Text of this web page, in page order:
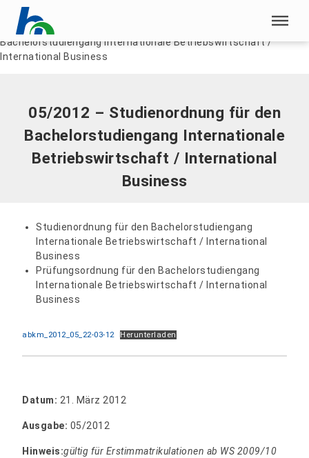
Menü überspringen
Menü überspringen
Home |Dokumente
Bachelorstudiengang Internationale Betriebswirtschaft /
International Business
05/2012 – Studienordnung für den
Bachelorstudiengang Internationale
Betriebswirtschaft / International
Business
Studienordnung für den Bachelorstudiengang
Internationale Betriebswirtschaft / International
Business
Prüfungsordnung für den Bachelorstudiengang
Internationale Betriebswirtschaft / International
Business
abkm_2012_05_22-03-12 Herunterladen
Datum: 21. März 2012
Ausgabe: 05/2012
Hinweis:gültig für Erstimmatrikulationen ab WS 2009/10